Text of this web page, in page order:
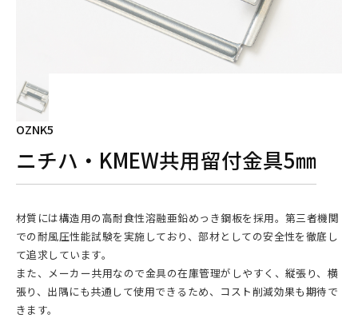
OZNK5
ニチハ・KMEW共用留付金具5㎜
材質には構造用の高耐食性溶融亜鉛めっき鋼板を採用。第三者機関
での耐風圧性能試験を実施しており、部材としての安全性を徹底し
て追求しています。
また、メーカー共用なので金具の在庫管理がしやすく、縦張り、横
張り、出隅にも共通して使用できるため、コスト削減効果も期待で
きます。